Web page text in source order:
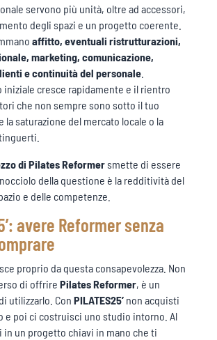
servono più unità, oltre ad accessori,
degli spazi e un progetto coerente.
affitto, eventuali ristrutturazioni,
marketing, comunicazione,
e continuità del personale.
iniziale cresce rapidamente e il rientro
che non sempre sono sotto il tuo
la saturazione del mercato locale o la
di Pilates Reformersmette di essere
della questione è la redditività del
e delle competenze.
avere Reformer senza
proprio da questa consapevolezza. Non
di offrire Pilates Reformer, è un
utilizzarlo. Con PILATES25’non acquisti
e poi ci costruisci uno studio intorno. Al
un progetto chiavi in mano che ti